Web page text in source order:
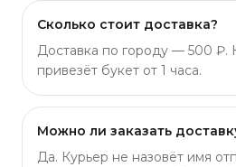
Сколько стоит доставка?
Доставка по городу — 500 ₽.
привезёт букет от 1 часа.
Можно ли заказать
Да. Курьер не назовёт имя